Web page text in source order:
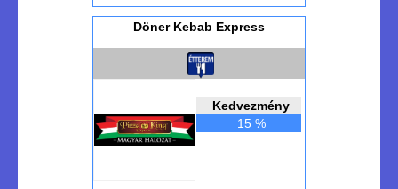
Döner Kebab Express
Kedvezmény
15 %